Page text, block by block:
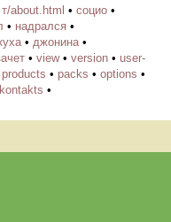
т/about.html • социо •
• надрался •
• джонина •
• view• version • user-
products • packs • options •
kontakts •